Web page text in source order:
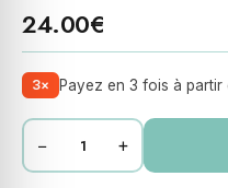
24.00€
3× Payez en 3 fois à
− +